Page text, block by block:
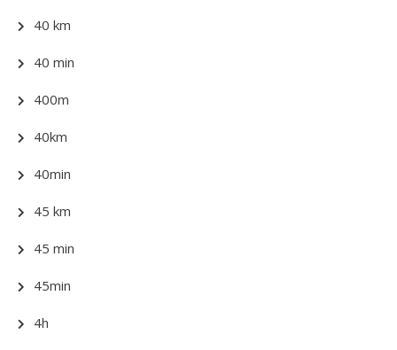
40 km
40 min
400m
40km
40min
45 km
45 min
45min
4h